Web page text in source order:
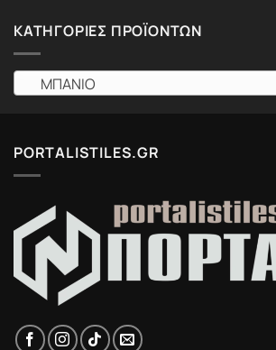
ΚΑΤΗΓΟΡΊΕΣ ΠΡΟΪΌΝΤΩΝ
ΜΠΑΝΙΟ
PORTALISTILES.GR